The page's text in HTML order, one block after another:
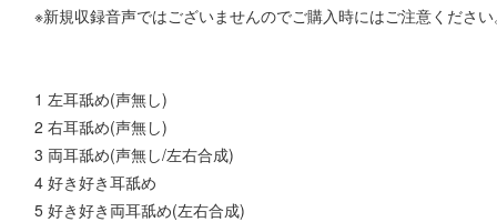
※新規収録音声ではございませんのでご購入時にはご注意くださ
1 左耳舐め(声無し)
2 右耳舐め(声無し)
3 両耳舐め(声無し/左右合成)
4 好き好き耳舐め
5 好き好き両耳舐め(左右合成)